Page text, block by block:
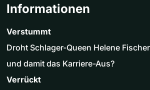
Informationen
Verstummt
Droht Schlager-Queen Helene
und damit das Karriere-Aus?
Verrückt